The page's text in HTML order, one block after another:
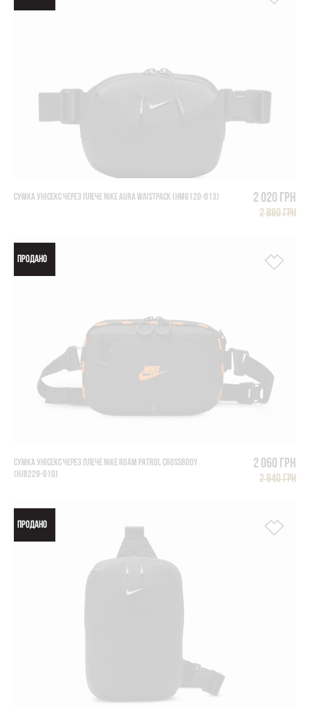
СУМКА УНІСЕКС ЧЕРЕЗ ПЛЕЧЕ NIKE AURA WAISTPACK (HM6120-013) 2 020 грн
2 890 грн
ПРОДАНО
СУМКА УНІСЕКС ЧЕРЕЗ ПЛЕЧЕ NIKE ROAM PATROL CROSSBODY
(HJ8229-010)
2 060 грн
2 940 грн
ПРОДАНО